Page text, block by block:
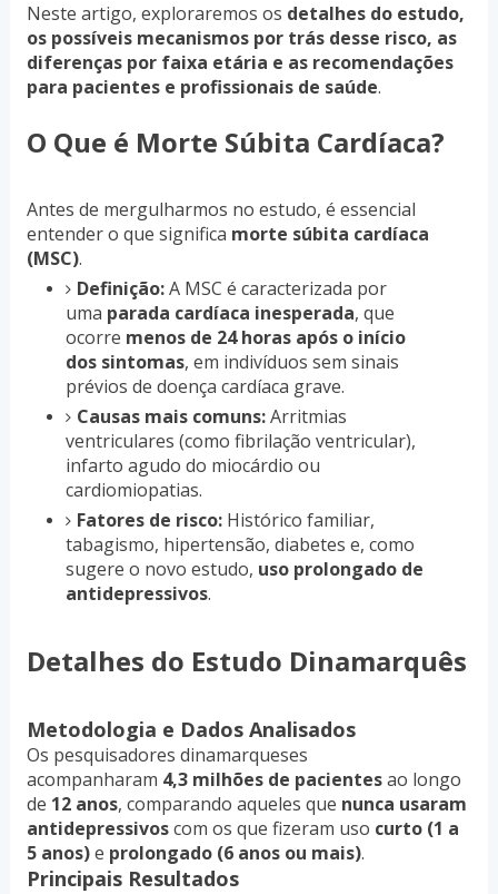
Neste artigo, exploraremos os detalhes do estudo,
os possíveis mecanismos por trás desse risco, as
diferenças por faixa etária e as recomendações
para pacientes e profissionais de saúde.
O Que é Morte Súbita Cardíaca?
Antes de mergulharmos no estudo, é essencial
entender o que significa morte súbita cardíaca
(MSC).
Definição:A MSC é caracterizada por
uma parada cardíaca inesperada, que
ocorre menos de 24 horas após o início
dos sintomas, em indivíduos sem sinais
prévios de doença cardíaca grave.
Causas mais comuns:Arritmias
ventriculares (como fibrilação ventricular),
infarto agudo do miocárdio ou
cardiomiopatias.
Fatores de risco:Histórico familiar,
tabagismo, hipertensão, diabetes e, como
sugere o novo estudo, uso prolongado de
antidepressivos.
Detalhes do Estudo Dinamarquês
Metodologia e Dados Analisados
Os pesquisadores dinamarqueses
acompanharam 4,3 milhões de pacientesao longo
de 12 anos, comparando aqueles que nunca usaram
antidepressivoscom os que fizeram uso curto (1 a
5 anos)e prolongado (6 anos ou mais).
Principais Resultados